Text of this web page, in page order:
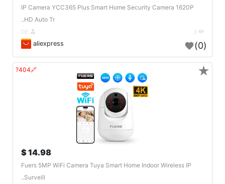
IP Camera YCC365 Plus Smart Home Security Camera 1620P
HD Auto Tr..
aliexpress (0)
🔗404?
14.98 $
Fuers 5MP WiFi Camera Tuya Smart Home Indoor Wireless IP
Surveill..
★